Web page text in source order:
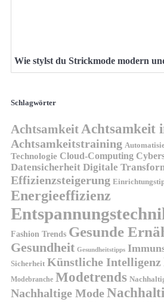
Wie stylst du Strickmode modern
Schlagwörter
AchtsamkeitAchtsamkeit
Achtsamkeitstraining
Technologie Cloud-Computing
Datensicherheit Digitale
Effizienzsteigerung
Energieeffizienz
Fashion Trends Gesunde
Gesundheit Gesundheitstipps
Sicherheit Künstliche Intelligenz
Modebranche Modetrends
Nachhaltige Mode